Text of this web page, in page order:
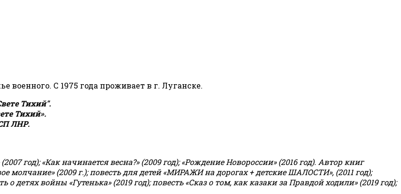
военного. С 1975 года проживает в г. Луганске.
Тихий".
Тихий».
ЛНР.
год); «Как начинается весна?» (2009 год); «Рождение Новороссии» (2016 год). Автор книг
молчание» (2009 г.); повесть для детей «МИРАЖИ на дорогах + детские ШАЛОСТИ», (2011 год);
детях войны «Гутенька» (2019 год); повесть «Сказ о том, как казаки за Правдой ходили» (2019 год);